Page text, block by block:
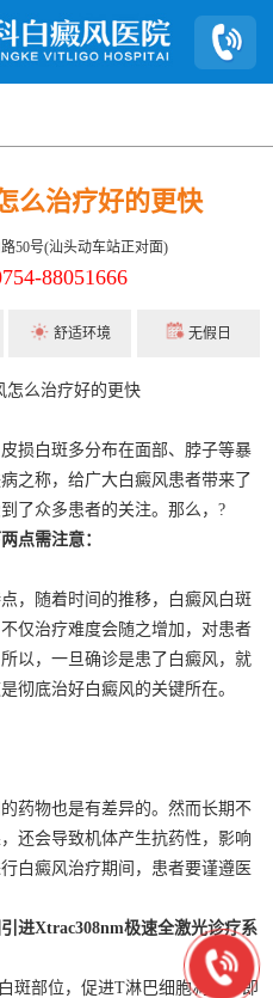
么治疗好的更快
50号(汕头动车站正对面)
88051666
舒适环境 无假日
损白斑多分布在面部、脖子等暴
之称，给广大白癜风患者带来了
了众多患者的关注。那么，?
点需注意：
，随着时间的推移，白癜风白斑
仅治疗难度会随之增加，对患者
以，一旦确诊是患了白癜风，就
彻底治好白癜风的关键所在。
药物也是有差异的。然而长期不
还会导致机体产生抗药性，影响
白癜风治疗期间，患者要谨遵医
进Xtrac308nm极速全激光诊疗系
斑部位，促进T淋巴细胞凋亡，即